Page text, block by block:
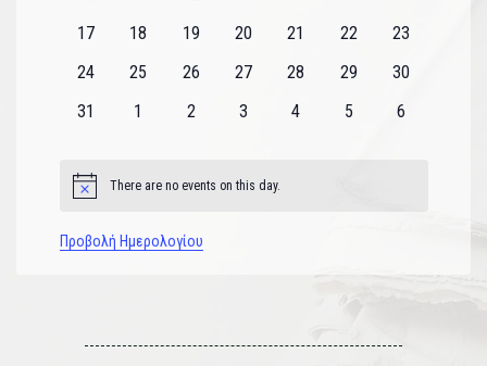
0
17
0
18
0
19
0
20
0
21
0
22
0
23
0
24
0
25
0
26
0
27
0
28
0
29
0
30
0
31
0
1
0
2
0
3
0
4
0
5
0
6
Notice There are no events on this day.
Προβολή Ημερολογίου